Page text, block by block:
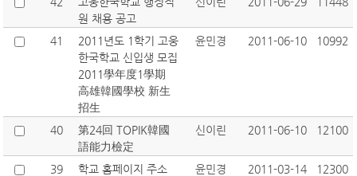
원 채용 공고
41
2011년도 1학기 고웅
한국학교 신입생 모집
2011學年度1學期
高雄韓國學校 新生
招生
윤민경 2011-06-10 10992
40
第24回 TOPIK韓國
語能力檢定
신이린 2011-06-10 12100
39
학교 홈페이지 주소
윤민경 2011-03-14 12300